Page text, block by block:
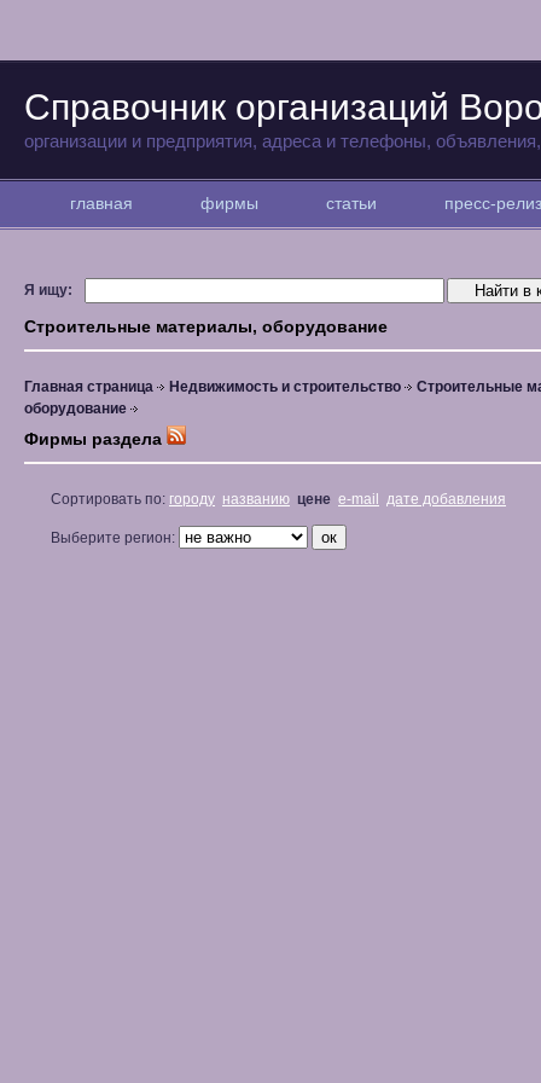
Справочник организаций
организации и предприятия, адреса и телефоны,
главная фирмы статьи пресс-
Я ищу:
Строительные материалы, оборудование
Главная страница Недвижимость и строительство
Строительные
оборудование
Фирмы раздела
Сортировать по: городу названию цене e-mail дате добавления
Выберите регион: